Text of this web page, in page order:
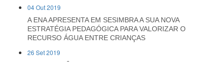
04 Out 2019
A ENA APRESENTA EM SESIMBRA A SUA NOVA
ESTRATÉGIA PEDAGÓGICA PARA VALORIZAR O
RECURSO ÁGUA ENTRE CRIANÇAS
26 Set 2019